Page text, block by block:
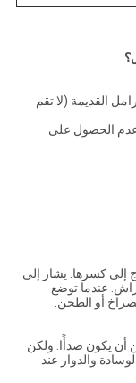
القديمة (لا تقم
عدم الحصول على
إلى كسرها. يشار إلى
عندما توضع
أو الطحن.
أن يكون صدأًا. ولكن
والدوار عند